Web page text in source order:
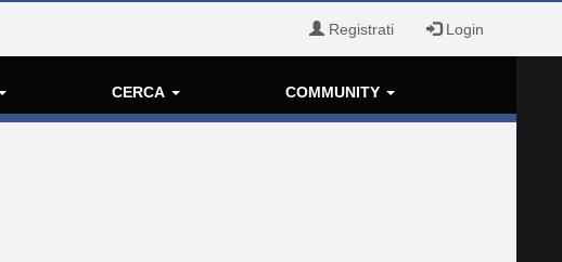
Registrati Login
CERCA COMMUNITY